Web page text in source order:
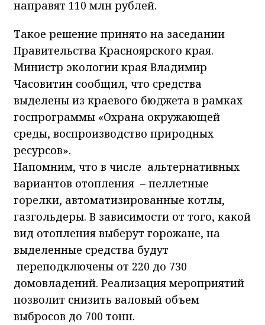
направят 110 млн рублей.
Такое решение принято на заседании
Правительства Красноярского края.
Министр экологии края Владимир
Часовитин сообщил, что средства
выделены из краевого бюджета в рамках
госпрограммы «Охрана окружающей
среды, воспроизводство природных
ресурсов».
Напомним, что в числе альтернативных
вариантов отопления – пеллетные
горелки, автоматизированные котлы,
газгольдеры. В зависимости от того, какой
вид отопления выберут горожане, на
выделенные средства будут
переподключены от 220 до 730
домовладений. Реализация мероприятий
позволит снизить валовый объем
выбросов до 700 тонн.